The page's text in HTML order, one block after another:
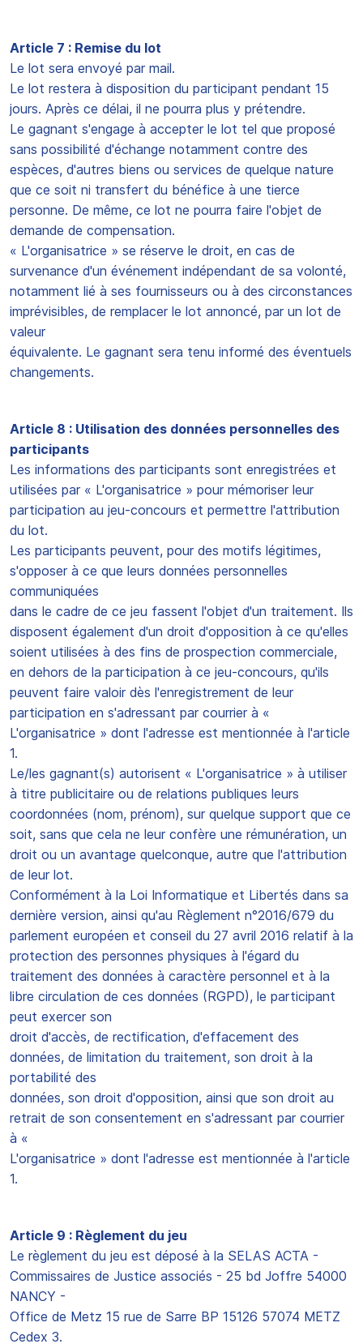
Article 7 : Remise du lot
Le lot sera envoyé par mail.
Le lot restera à disposition du participant pendant 15
jours. Après ce délai, il ne pourra plus y prétendre.
Le gagnant s'engage à accepter le lot tel que proposé
sans possibilité d'échange notamment contre des
espèces, d'autres biens ou services de quelque nature
que ce soit ni transfert du bénéfice à une tierce
personne. De même, ce lot ne pourra faire l'objet de
demande de compensation.
« L'organisatrice » se réserve le droit, en cas de
survenance d'un événement indépendant de sa volonté,
notamment lié à ses fournisseurs ou à des circonstances
imprévisibles, de remplacer le lot annoncé, par un lot de
valeur
équivalente. Le gagnant sera tenu informé des éventuels
changements.
Article 8 : Utilisation des données personnelles des
participants
Les informations des participants sont enregistrées et
utilisées par « L'organisatrice » pour mémoriser leur
participation au jeu-concours et permettre l'attribution
du lot.
Les participants peuvent, pour des motifs légitimes,
s'opposer à ce que leurs données personnelles
communiquées
dans le cadre de ce jeu fassent l'objet d'un traitement. Ils
disposent également d'un droit d'opposition à ce qu'elles
soient utilisées à des fins de prospection commerciale,
en dehors de la participation à ce jeu-concours, qu'ils
peuvent faire valoir dès l'enregistrement de leur
participation en s'adressant par courrier à «
L'organisatrice » dont l'adresse est mentionnée à l'article
1.
Le/les gagnant(s) autorisent « L'organisatrice » à utiliser
à titre publicitaire ou de relations publiques leurs
coordonnées (nom, prénom), sur quelque support que ce
soit, sans que cela ne leur confère une rémunération, un
droit ou un avantage quelconque, autre que l'attribution
de leur lot.
Conformément à la Loi Informatique et Libertés dans sa
dernière version, ainsi qu'au Règlement n°2016/679 du
parlement européen et conseil du 27 avril 2016 relatif à la
protection des personnes physiques à l'égard du
traitement des données à caractère personnel et à la
libre circulation de ces données (RGPD), le participant
peut exercer son
droit d'accès, de rectification, d'effacement des
données, de limitation du traitement, son droit à la
portabilité des
données, son droit d'opposition, ainsi que son droit au
retrait de son consentement en s'adressant par courrier
à «
L'organisatrice » dont l'adresse est mentionnée à l'article
1.
Article 9 : Règlement du jeu
Le règlement du jeu est déposé à la SELAS ACTA -
Commissaires de Justice associés - 25 bd Joffre 54000
NANCY -
Office de Metz 15 rue de Sarre BP 15126 57074 METZ
Cedex 3.